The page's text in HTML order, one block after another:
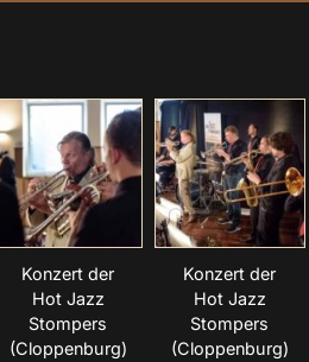
Konzert der
Hot Jazz
Stompers
(Cloppenburg)
Konzert der
Hot Jazz
Stompers
(Cloppenburg)